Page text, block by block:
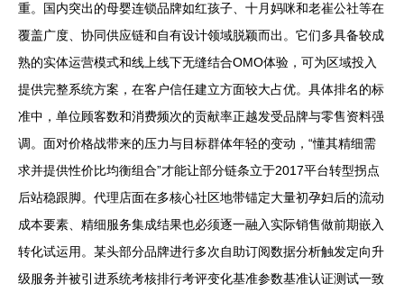
重。国内突出的母婴连锁品牌如红孩子、十月妈咪和老崔公社等在
覆盖广度、协同供应链和自有设计领域脱颖而出。它们多具备较成
熟的实体运营模式和线上线下无缝结合OMO体验，可为区域投入
提供完整系统方案，在客户信任建立方面较大占优。具体排名的标
准中，单位顾客数和消费频次的贡献率正越发受品牌与零售资料强
调。面对价格战带来的压力与目标群体年轻的变动，“懂其精细需
求并提供性价比均衡组合”才能让部分链条立于2017平台转型拐点
后站稳跟脚。代理店面在多核心社区地带锚定大量初孕妇后的流动
成本要素、精细服务集成结果也必须逐一融入实际销售做前期嵌入
转化试运用。某头部分品牌进行多次自助订阅数据分析触发定向升
级服务并被引进系统考核排行考评变化基准参数基准认证测试一致